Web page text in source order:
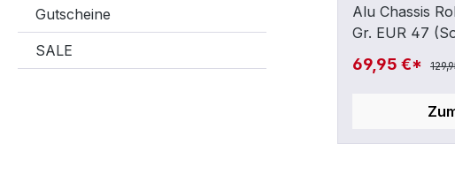
Gutscheine
SALE
Alu Chassis
Gr. EUR 47
69,95 €*